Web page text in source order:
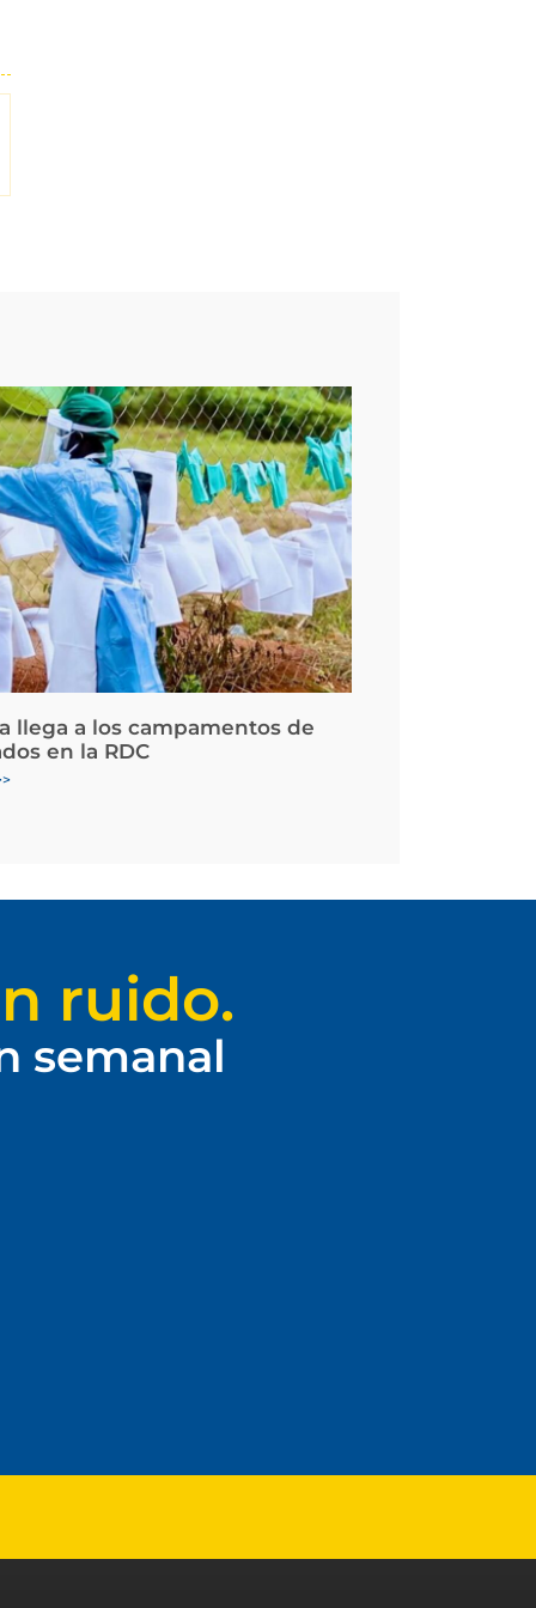
llega a los campamentos de
en la RDC
ruido.
semanal